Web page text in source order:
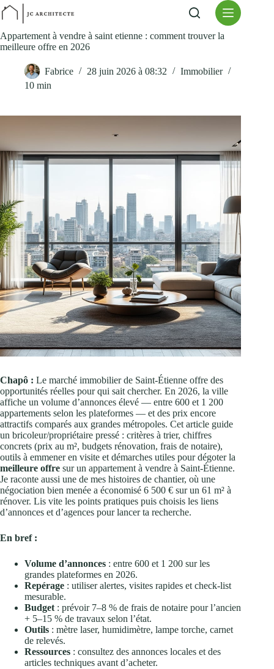
Passer
contenu
Appartement à vendre à saint etienne : comment trouver la
meilleure offre en 2026
Fabrice 28 juin 2026 à 08:32
Immobilier
10 min
Chapô : Le marché immobilier de Saint‑Étienne offre des
opportunités réelles pour qui sait chercher. En 2026, la ville
affiche un volume d’annonces élevé — entre 600 et 1 200
appartements selon les plateformes — et des prix encore
attractifs comparés aux grandes métropoles. Cet article guide
un bricoleur/propriétaire pressé : critères à trier, chiffres
concrets (prix au m², budgets rénovation, frais de notaire),
outils à emmener en visite et démarches utiles pour dégoter la
meilleure offre sur un appartement à vendre à Saint‑Étienne.
Je raconte aussi une de mes histoires de chantier, où une
négociation bien menée a économisé 6 500 € sur un 61 m² à
rénover. Lis vite les points pratiques puis choisis les liens
d’annonces et d’agences pour lancer ta recherche.
En bref :
Volume d’annonces : entre 600 et 1 200 sur les
grandes plateformes en 2026.
Repérage : utiliser alertes, visites rapides et check‑list
mesurable.
Budget : prévoir 7–8 % de frais de notaire pour l’ancien
+ 5–15 % de travaux selon l’état.
Outils : mètre laser, humidimètre, lampe torche, carnet
de relevés.
Ressources : consultez des annonces locales et des
articles techniques avant d’acheter.